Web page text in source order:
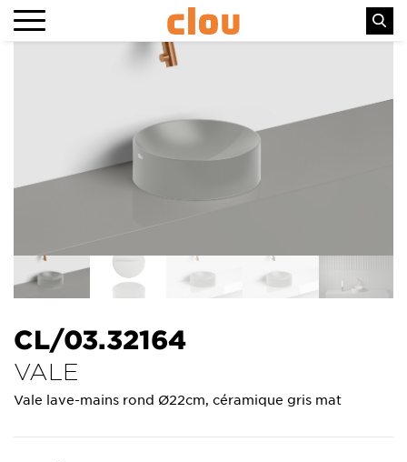
CL/03.32164
VALE
Vale lave-mains rond Ø22cm, céramique gris mat